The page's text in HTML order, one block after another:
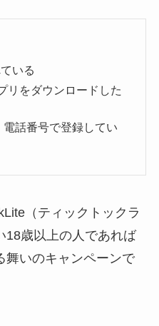
いる
リをダウンロードした
話番号で登録してい
（ティックトックラ
18歳以上の人であれば
舞いのキャンペーンで